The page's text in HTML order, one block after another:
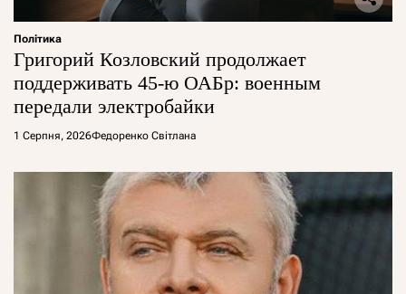
Політика
Григорий Козловский продолжает
поддерживать 45-ю ОАБр: военным
передали электробайки
1 Серпня, 2026Федоренко Світлана